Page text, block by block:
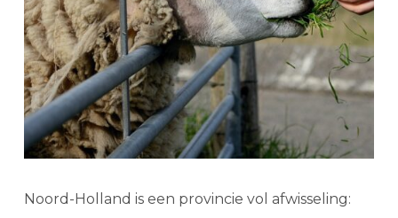
Noord-Holland is een provincie vol afwisseling: